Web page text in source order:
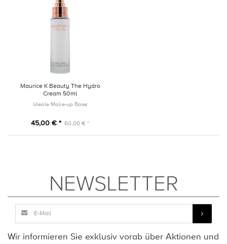
Maurice K Beauty The Hydro
Cream 50ml
Ideale Make-up Base
45,00 € * 60,00 € *
NEWSLETTER
Wir informieren Sie exklusiv vorab über Aktionen und